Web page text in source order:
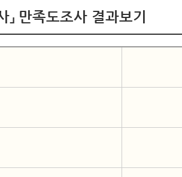
」 만족도조사 결과보기